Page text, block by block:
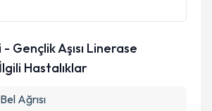
Gençlik Aşısı Linerase
Hastalıklar
Ağrısı